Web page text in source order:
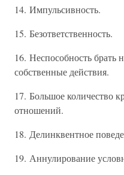
14. Импульсивность.
15. Безответственность.
16. Неспособность брать
собственные действия.
17. Большое количество
отношений.
18. Делинквентное
19. Аннулирование